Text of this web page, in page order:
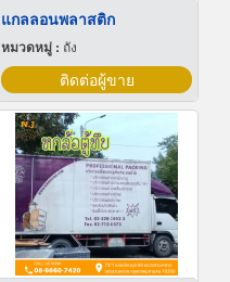
แกลลอนพลาสติก
หมวดหมู่ : ถัง
ติดต่อผู้ขาย